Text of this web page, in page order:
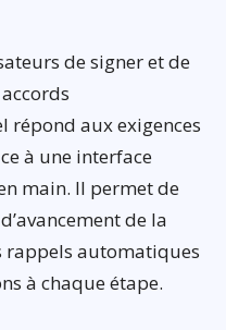
de signer et de
répond aux exigences
à une interface
main. Il permet de
de la
rappels automatiques
à chaque étape.